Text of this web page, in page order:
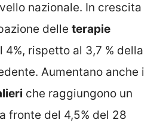
nazionale. In crescita
delle terapie
4%, rispetto al 3,7 % della
Aumentano anche i
che raggiungono un
fronte del 4,5% del 28